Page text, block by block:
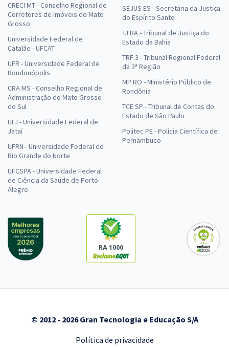
CRECI MT - Conselho Regional de
Corretores de Imóveis do Mato
Grosso
Universidade Federal de
Catalão - UFCAT
UFR - Universidade Federal de
Rondonópolis
CRA MS - Conselho Regional de
Administração do Mato Grosso
do Sul
UFJ - Universidade Federal de
Jataí
UFRN - Universidade Federal do
Rio Grande do Norte
UFCSPA - Universidade Federal
de Ciência da Saúde de Porto
Alegre
SEJUS ES - Secretaria da Justiça
do Espírito Santo
TJ BA - Tribunal de Justiça do
Estado da Bahia
TRF 3 - Tribunal Regional Federal
da 3ª Região
MP RO - Ministério Público de
Rondônia
TCE SP - Tribunal de Contas do
Estado de São Paulo
Politec PE - Polícia Científica de
Pernambuco
RA 1000
© 2012 - 2026 Gran Tecnologia e Educação S/A
Política de privacidade